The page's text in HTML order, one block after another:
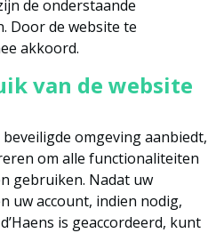
de onderstaande
Door de website te
akkoord.
van de website
omgeving aanbiedt,
om alle functionaliteiten
gebruiken. Nadat uw
uw account, indien nodig,
is geaccordeerd, kunt